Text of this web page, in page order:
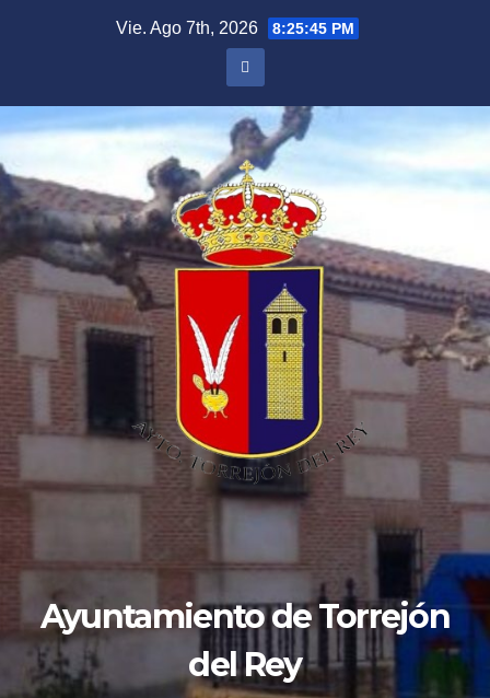
Vie. Ago 7th, 2026 8:25:45 PM
Ayuntamiento de Torrejón
del Rey